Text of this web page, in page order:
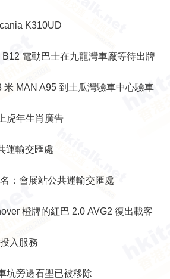
K310UD
電動巴士在九龍灣車廠等待出牌
米 MAN A95 到土瓜灣驗車中心驗車
虎年生肖廣告
運輸交匯處
：會展站公共運輸交匯處
橙牌的紅巴 2.0 AVG2 復出載客
入服務
坑旁邊石壆已被移除